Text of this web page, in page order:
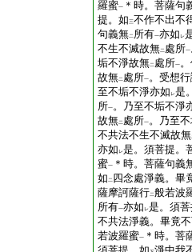
羅蜜一
＊時。菩薩句
提。如三不作不出不
句義無二 所有一亦如 レ
不生不滅故無二 處所一
垢不淨故無二 處所一
故無二 處所一。受想
至不垢不淨亦如 レ是
所一。乃至不垢不淨
故無二 處所一。乃至
不共法不生不滅故無
亦如 レ是。須菩提。
蜜一
＊時。菩薩句義
如 二 四念處淨義。畢
薩摩訶薩行二般若波
所有一亦如 レ是。須
不共法淨義。畢竟
若波羅蜜一
＊時。菩